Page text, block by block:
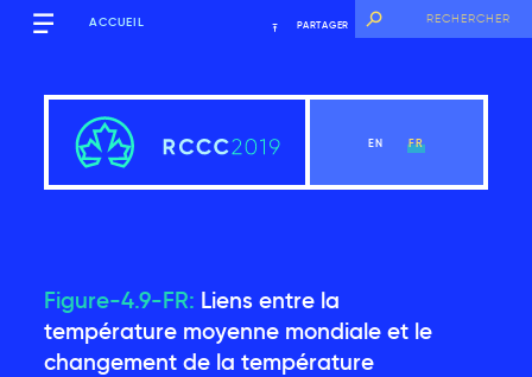
ACCUEIL PARTAGER
EN FR
Figure-4.9-FR: Liens entre la
température moyenne mondiale et le
changement de la température
Sommaire